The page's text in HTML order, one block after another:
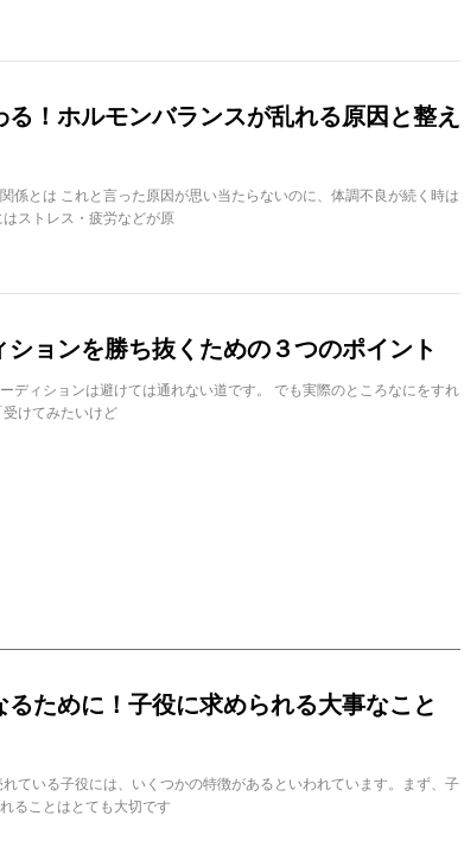
！ホルモンバランスが乱れる原因と整え
係とは これと言った原因が思い当たらないのに、体調不良が続く時は
ストレス・疲労などが原
ションを勝ち抜くための３つのポイント
ディションは避けては通れない道です。 でも実際のところなにをすれ
けてみたいけど
るために！子役に求められる大事なこと
ている子役には、いくつかの特徴があるといわれています。まず、子
ることはとても大切です